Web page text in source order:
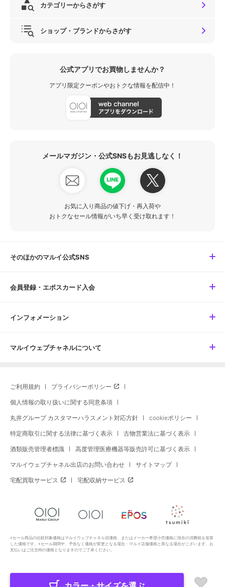
カテゴリーからさがす
ショップ・ブランドからさがす
公式アプリでお買物しませんか？
アプリ限定クーポンやおトクな情報を配信中！
メールマガジン・公式SNSもお見逃しなく！
お気に入り商品の値下げ・再入荷や
おトクなセール情報がいち早く受け取れます！
そのほかのマルイ公式SNS
会員登録・エポスカード入会
インフォメーション
マルイウェブチャネルについて
ご利用規約 プライバシーポリシー
個人情報の取り扱いに関する同意条項
丸井グループ カスタマーハラスメント対応方針 cookieポリシー
特定商取引に関する法律に基づく表示 古物営業法に基づく表示
酒類販売管理者標識 高度管理医療機器等販売許可に基づく表示
マルイウェブチャネル出店のお問い合わせ サイトマップ
宅配買取サービス 宅配収納サービス
※セール商品の比較対象価格はマルイウェブチャネル旧価格、またはメーカー希望小売価格に現在の消費税を加算
した価格です。※セール期間中、予告なく価格が変更となる場合・マルイ店舗価格と異なる場合がございます。お
支払いはご注文時の価格となりますのでご了承ください。
Copyright All Rights Reserved. MARUI Co., Ltd